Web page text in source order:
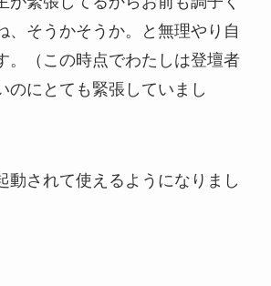
、そうかそうか。と無理やり自
。（この時点でわたしは登壇者
のにとても緊張していまし
動されて使えるようになりまし